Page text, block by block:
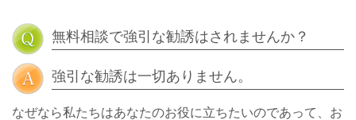
無料相談で強引な勧誘はされませんか？
強引な勧誘は一切ありません。
なぜなら私たちはあなたのお役に立ちたいのであって、お